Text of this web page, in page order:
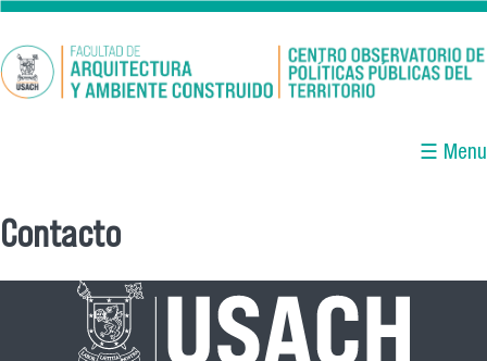
Pasar al contenido principal
☰ Menu
Contacto